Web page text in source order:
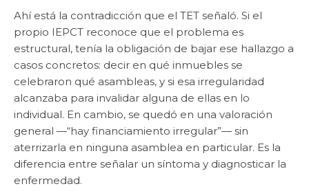
Ahí está la contradicción que el TET señaló. Si el
propio IEPCT reconoce que el problema es
estructural, tenía la obligación de bajar ese hallazgo a
casos concretos: decir en qué inmuebles se
celebraron qué asambleas, y si esa irregularidad
alcanzaba para invalidar alguna de ellas en lo
individual. En cambio, se quedó en una valoración
general —“hay financiamiento irregular”— sin
aterrizarla en ninguna asamblea en particular. Es la
diferencia entre señalar un síntoma y diagnosticar la
enfermedad.